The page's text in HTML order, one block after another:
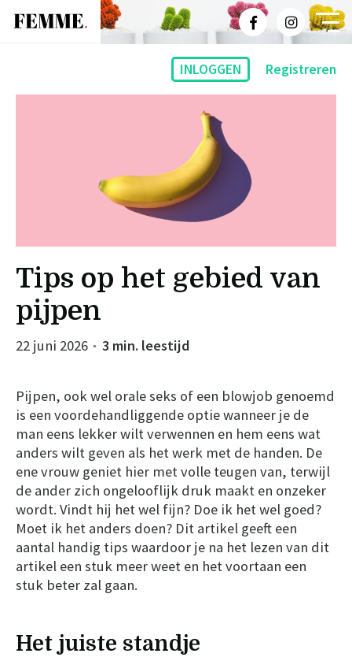
INLOGGEN Registreren
Tips op het gebied van
pijpen
22 juni 2026 ● 3 min. leestijd
Pijpen, ook wel orale seks of een blowjob genoemd
is een voordehandliggende optie wanneer je de
man eens lekker wilt verwennen en hem eens wat
anders wilt geven als het werk met de handen. De
ene vrouw geniet hier met volle teugen van, terwijl
de ander zich ongelooflijk druk maakt en onzeker
wordt. Vindt hij het wel fijn? Doe ik het wel goed?
Moet ik het anders doen? Dit artikel geeft een
aantal handig tips waardoor je na het lezen van dit
artikel een stuk meer weet en het voortaan een
stuk beter zal gaan.
Het juiste standje